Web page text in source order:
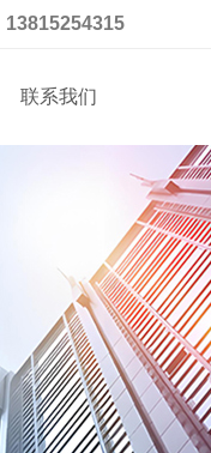
13815254315
联系我们